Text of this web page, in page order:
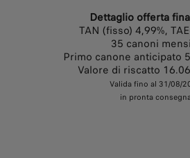
Dettaglio offerta
TAN (fisso) 4,99%,
35 canoni
Primo canone anticipato
Valore di riscatto
Valida fino al 31/08/
in pronta